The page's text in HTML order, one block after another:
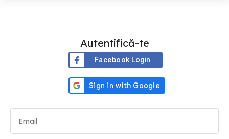
Autentifică-te
Facebook Login